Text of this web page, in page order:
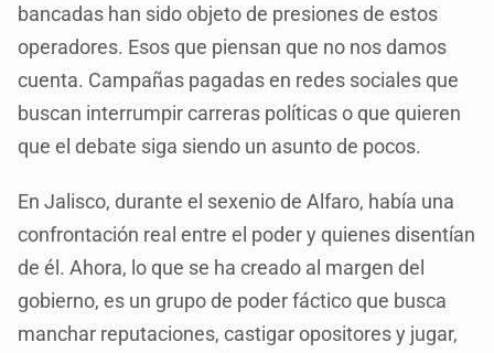
bancadas han sido objeto de presiones de estos
operadores. Esos que piensan que no nos damos
cuenta. Campañas pagadas en redes sociales que
buscan interrumpir carreras políticas o que quieren
que el debate siga siendo un asunto de pocos.
En Jalisco, durante el sexenio de Alfaro, había una
confrontación real entre el poder y quienes disentían
de él. Ahora, lo que se ha creado al margen del
gobierno, es un grupo de poder fáctico que busca
manchar reputaciones, castigar opositores y jugar,